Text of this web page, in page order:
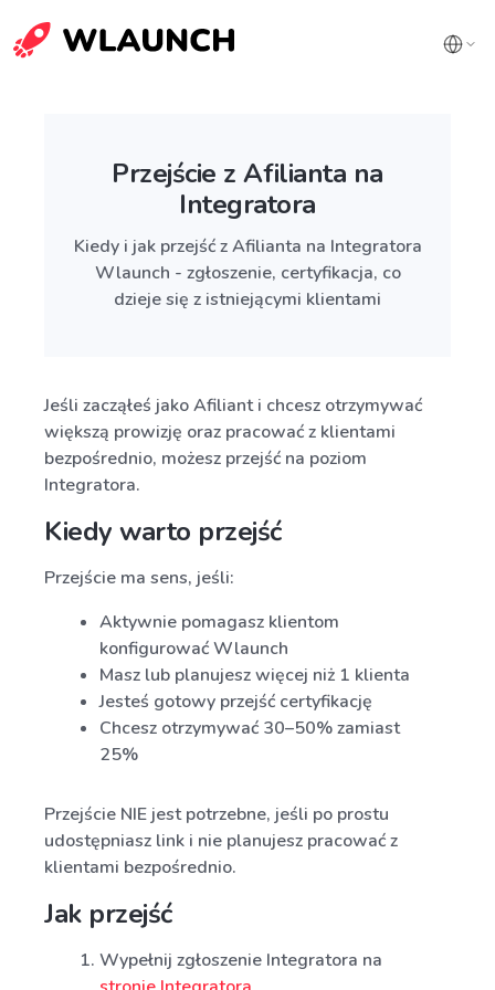
Przejście z Afilianta na
Integratora
Kiedy i jak przejść z Afilianta na Integratora
Wlaunch - zgłoszenie, certyfikacja, co
dzieje się z istniejącymi klientami
Jeśli zacząłeś jako Afiliant i chcesz otrzymywać
większą prowizję oraz pracować z klientami
bezpośrednio, możesz przejść na poziom
Integratora.
Kiedy warto przejść
Przejście ma sens, jeśli:
Aktywnie pomagasz klientom
konfigurować Wlaunch
Masz lub planujesz więcej niż 1 klienta
Jesteś gotowy przejść certyfikację
Chcesz otrzymywać 30–50% zamiast
25%
Przejście NIE jest potrzebne, jeśli po prostu
udostępniasz link i nie planujesz pracować z
klientami bezpośrednio.
Jak przejść
Wypełnij zgłoszenie Integratora na